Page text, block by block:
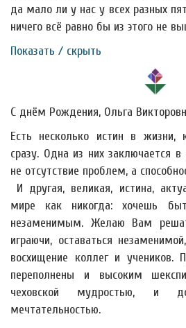
да мало ли у нас у всех разных
ничего всё равно бы из этого не
Показать / скрыть
С днём Рождения, Ольга
Есть несколько истин в жизни,
сразу. Одна из них заключается
не отсутствие проблем, а
И другая, великая, истина,
мире как никогда: хочешь
незаменимым. Желаю Вам
играючи, оставаться
восхищение коллег и учеников.
переполнены и высоким
чеховской мудростью, и
мечтательностью.